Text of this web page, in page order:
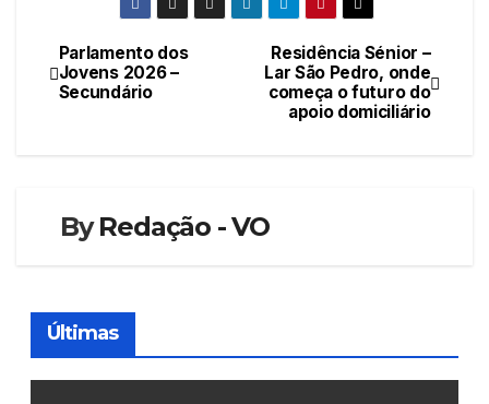
Navegação
de
Residência Sénior –
Lar São Pedro, onde
começa o futuro do
apoio domiciliário
Parlamento dos
Jovens 2026 –
Secundário
ByRedação - VO
Últimas